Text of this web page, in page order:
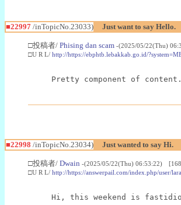
■22997 /inTopicNo.23033) Just want to say Hello.
□投稿者/ Phising dan scam -(2025/05/22(Thu)
□U R L/ http://https://ebphtb.lebakkab.go.id/
Pretty component of
■22998 /inTopicNo.23034) Just wanted to say Hi.
□投稿者/ Dwain -(2025/05/22(Thu) 06:53:22)
□U R L/ http://https://answerpail.com/index.php/user/
Hi, this weekend is